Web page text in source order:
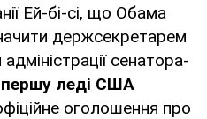
Ей-бі-сі, що Обама
держсекретарем
сенатора-
леді США
оголошення про